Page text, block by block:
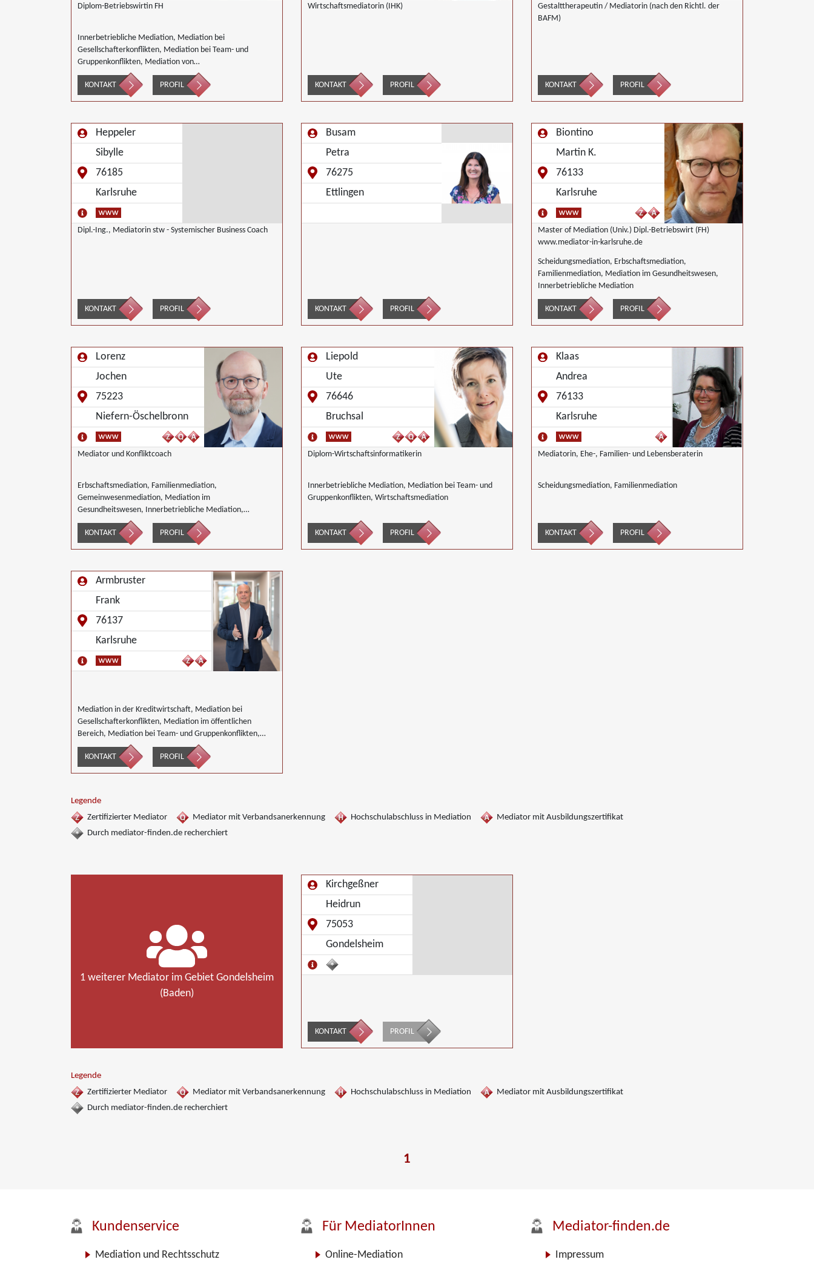
Diplom-Betriebswirtin FH
Innerbetriebliche Mediation, Mediation bei
Gesellschafterkonflikten, Mediation bei Team- und
Gruppenkonflikten, Mediation von
Unternehmensnachfolgen, Wirtschaftsmediation
KONTAKT
PROFIL
Wirtschaftsmediatorin (IHK)
KONTAKT PROFIL
Gestalttherapeutin / Mediatorin (nach den Richtl. der
BAFM)
KONTAKT PROFIL
Heppeler
Sibylle
76185
Karlsruhe
Dipl.-Ing., Mediatorin stw - Systemischer Business Coach
KONTAKT PROFIL
Busam
Petra
76275
Ettlingen
KONTAKT PROFIL
Biontino
Martin K.
76133
Karlsruhe
Master of Mediation (Univ.) Dipl.-Betriebswirt (FH)
www.mediator-in-karlsruhe.de
Scheidungsmediation, Erbschaftsmediation,
Familienmediation, Mediation im Gesundheitswesen,
Innerbetriebliche Mediation
KONTAKT PROFIL
Lorenz
Jochen
75223
Niefern-Öschelbronn
Mediator und Konfliktcoach
Erbschaftsmediation, Familienmediation,
Gemeinwesenmediation, Mediation im
Gesundheitswesen, Innerbetriebliche Mediation,
Mediation von Generationskonflikten, Mediation bei
Gesellschafterkonflikten, Mediation im öffentlichen
Bereich, Mediation bei Team- und Gruppenkonflikten,
der Wohnungswirtschaft, Nachbarschaftsmediation,
Schulmediation, Umweltmediation, Landwirtschaft
Forstwirtschaft Agrar, Wirtschaftsmediation
KONTAKT PROFIL
Liepold
Ute
76646
Bruchsal
Diplom-Wirtschaftsinformatikerin
Innerbetriebliche Mediation, Mediation bei Team- und
Gruppenkonflikten, Wirtschaftsmediation
KONTAKT PROFIL
Klaas
Andrea
76133
Karlsruhe
Mediatorin, Ehe-, Familien- und Lebensberaterin
Scheidungsmediation, Familienmediation
KONTAKT PROFIL
Armbruster
Frank
76137
Karlsruhe
Mediation in der Kreditwirtschaft, Mediation bei
Gesellschafterkonflikten, Mediation im öffentlichen
Bereich, Mediation bei Team- und Gruppenkonflikten,
Mediation von Unternehmensnachfolgen,
Wirtschaftsmediation
KONTAKT PROFIL
Legende
Zertifizierter Mediator
Mediator mit Verbandsanerkennung Hochschulabschluss in Mediation
Mediator mit Ausbildungszertifikat
Durch mediator-finden.de recherchiert
1 weiterer Mediator im Gebiet Gondelsheim
(Baden)
Kirchgeßner
Heidrun
75053
Gondelsheim
KONTAKT PROFIL
Legende
Zertifizierter Mediator
Mediator mit Verbandsanerkennung Hochschulabschluss in Mediation
Mediator mit Ausbildungszertifikat
Durch mediator-finden.de recherchiert
1
Kundenservice
Mediation und Rechtsschutz
Für MediatorInnen
Online-Mediation
Mediator-finden.de
Impressum